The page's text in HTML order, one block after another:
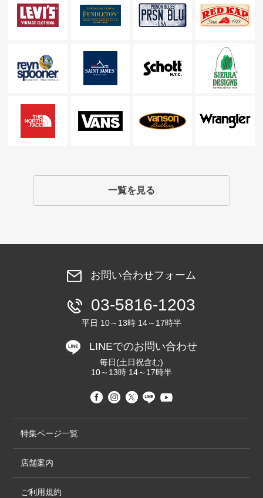
一覧を見る
お問い合わせフォーム
03-5816-1203
平日 10～13時 14～17時半
LINEでのお問い合わせ
毎日(土日祝含む)
10～13時 14～17時半
特集ページ一覧
店舗案内
ご利用規約